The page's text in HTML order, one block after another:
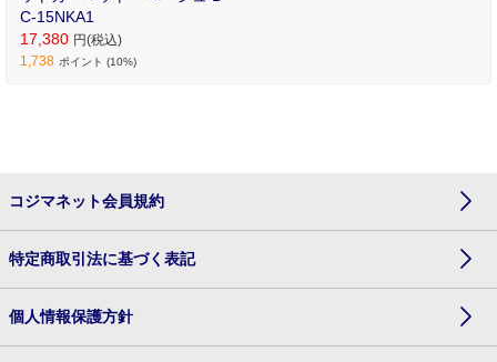
C-15NKA1
17,380 円(税込)
1,738 ポイント (10%)
コジマネット会員規約
特定商取引法に基づく表記
個人情報保護方針